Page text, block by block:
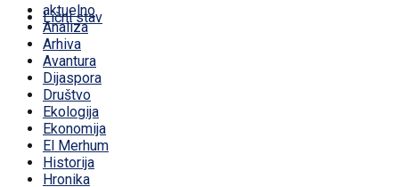
Lični stav
aktuelno
Analiza
Arhiva
Avantura
Dijaspora
Društvo
Ekologija
Ekonomija
El Merhum
Historija
Hronika